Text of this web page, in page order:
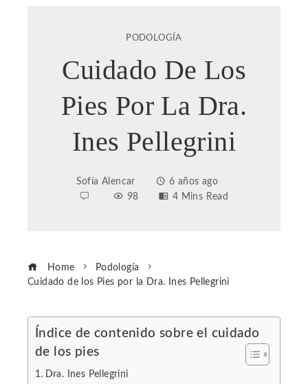
PODOLOGÍA
Cuidado De Los
Pies Por La Dra.
Ines Pellegrini
Sofía Alencar
6 años ago
98
4 Mins Read
Home
Podología
Cuidado de los Pies por la Dra. Ines Pellegrini
Índice de contenido sobre el cuidado
de los pies
Dra. Ines Pellegrini